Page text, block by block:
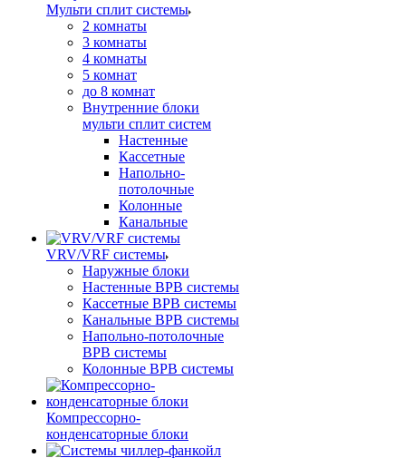
Мульти сплит системы
2 комнаты
3 комнаты
4 комнаты
5 комнат
до 8 комнат
Внутренние блоки
мульти сплит систем
Настенные
Кассетные
Напольно-
потолочные
Колонные
Канальные
VRV/VRF системы
Наружные блоки
Настенные ВРВ системы
Кассетные ВРВ системы
Канальные ВРВ системы
Напольно-потолочные
ВРВ системы
Колонные ВРВ системы
Компрессорно-
конденсаторные блоки